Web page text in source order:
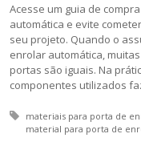
Acesse um guia de
automática e evite
seu projeto. Quando o
enrolar automática,
portas são iguais. Na
componentes utilizados
Tagged with:
materiais para porta de
material para porta de